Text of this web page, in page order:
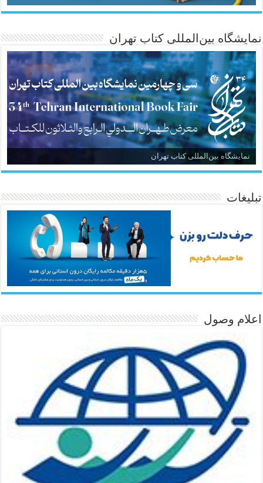
نمایشگاه بین‌المللی کتاب تهران
نمایشگاه بین‌المللی کتاب تهران
تبلیغات
اعلام وصول